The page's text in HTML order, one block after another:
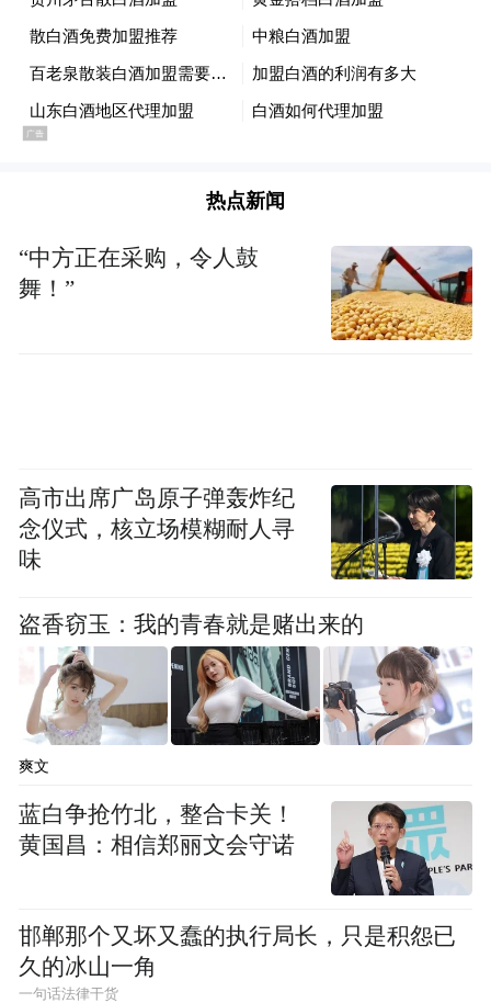
热点新闻
“中方正在采购，令人鼓
舞！”
高市出席广岛原子弹轰炸纪
念仪式，核立场模糊耐人寻
味
盗香窃玉：我的青春就是赌出来的
爽文
蓝白争抢竹北，整合卡关！
黄国昌：相信郑丽文会守诺
邯郸那个又坏又蠢的执行局长，只是积怨已
久的冰山一角
一句话法律干货